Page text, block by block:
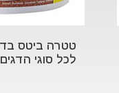
לכל סוגי הדגים